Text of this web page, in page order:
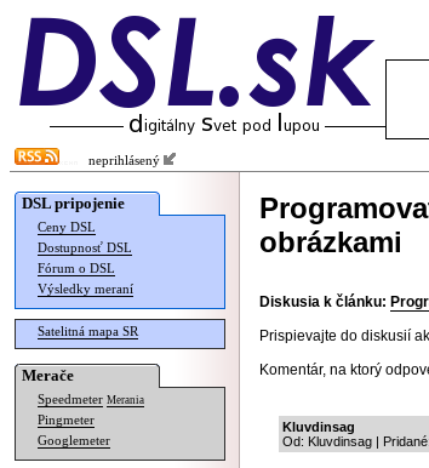
neprihlásený
DSL pripojenie
Ceny DSL
Dostupnosť DSL
Fórum o DSL
Výsledky meraní
Satelitná mapa SR
Merače
Speedmeter Merania
Pingmeter
Googlemeter
obrázkami
Diskusia k článku:
Prispievajte do diskusií
Komentár, na ktorý
Kluvdinsag
Od: Kluvdinsag |